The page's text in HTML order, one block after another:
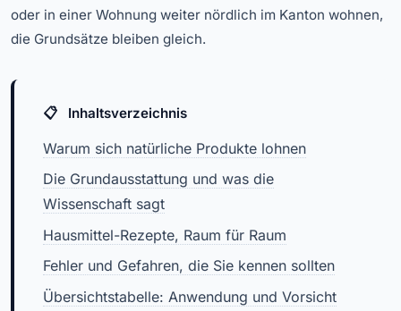
oder in einer Wohnung weiter nördlich im Kanton wohnen,
die Grundsätze bleiben gleich.
Inhaltsverzeichnis
Warum sich natürliche Produkte lohnen
Die Grundausstattung und was die
Wissenschaft sagt
Hausmittel-Rezepte, Raum für Raum
Fehler und Gefahren, die Sie kennen sollten
Übersichtstabelle: Anwendung und Vorsicht